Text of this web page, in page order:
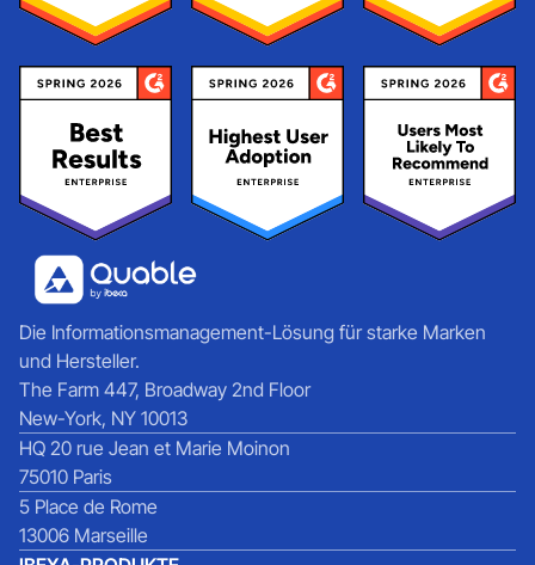
Die Informationsmanagement-Lösung für starke Marken
und Hersteller.
The Farm 447, Broadway 2nd Floor
New-York, NY 10013
HQ 20 rue Jean et Marie Moinon
75010 Paris
5 Place de Rome
13006 Marseille